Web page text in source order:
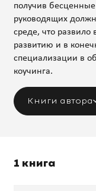
получив
руководящих
среде, что развило
развитию и в
специализации в
коучинга.
Книги автора
1 книга